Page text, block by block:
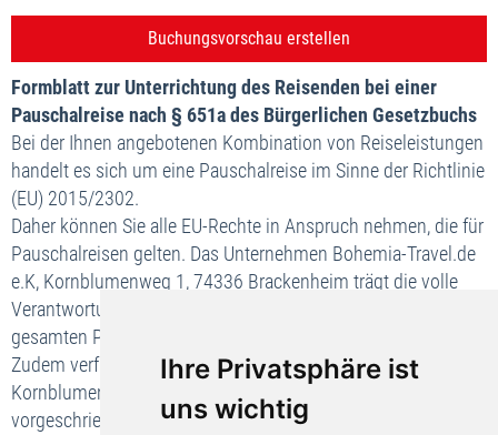
Ihre Privatsphäre ist
uns wichtig
Formblatt zur Unterrichtung des Reisenden bei einer
Pauschalreise nach § 651a des Bürgerlichen Gesetzbuchs
Bei der Ihnen angebotenen Kombination von Reiseleistungen
handelt es sich um eine Pauschalreise im Sinne der Richtlinie
(EU) 2015/2302.
Daher können Sie alle EU-Rechte in Anspruch nehmen, die für
Pauschalreisen gelten. Das Unternehmen Bohemia-Travel.de
e.K, Kornblumenweg 1, 74336 Brackenheim trägt die volle
Verantwortung für die ordnungsgemäße Durchführung der
gesamten Pauschalreise.
Zudem verfügt das Unternehmen Bohemia-Travel.de e.K,
Kornblumenweg 1, 74336 Brackenheim über die gesetzlich
vorgeschriebene Absicherung für die Rückzahlung Ihrer